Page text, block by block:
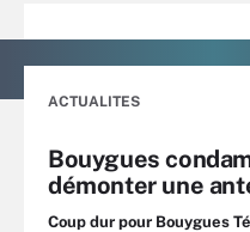
ACTUALITES
Bouygues
démonter une
Coup dur pour Bouygues